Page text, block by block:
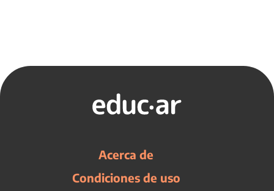
Acerca de
Condiciones de uso